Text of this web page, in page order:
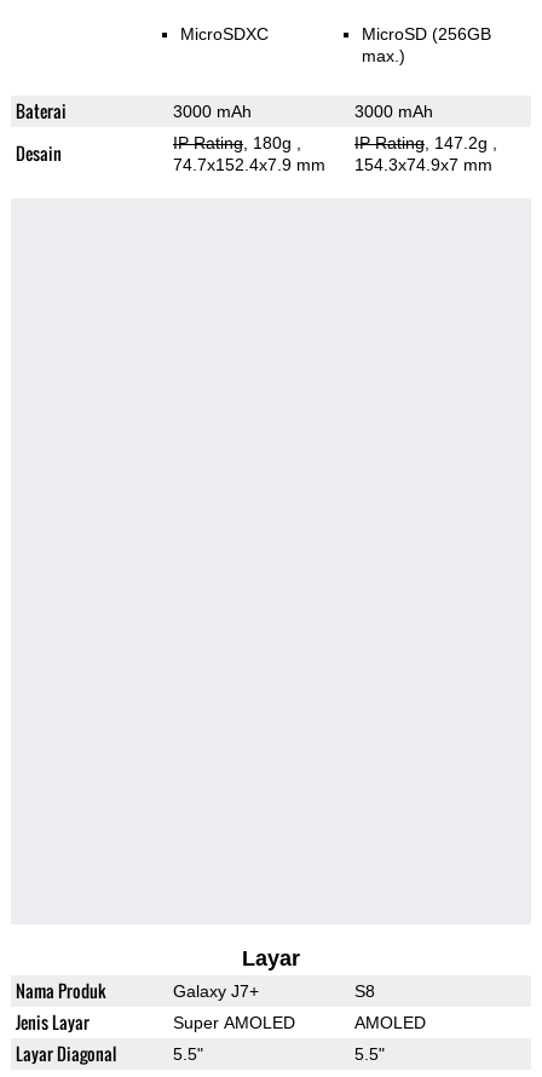
MicroSDXC
MicroSD (256GB
max.)
Baterai 3000 mAh 3000 mAh
Desain IP Rating, 180g
74.7x152.4x7.9 mm
IP Rating, 147.2g
154.3x74.9x7 mm
Layar
Nama Produk Galaxy J7+ S8
Jenis Layar Super AMOLED AMOLED
Layar Diagonal 5.5" 5.5"